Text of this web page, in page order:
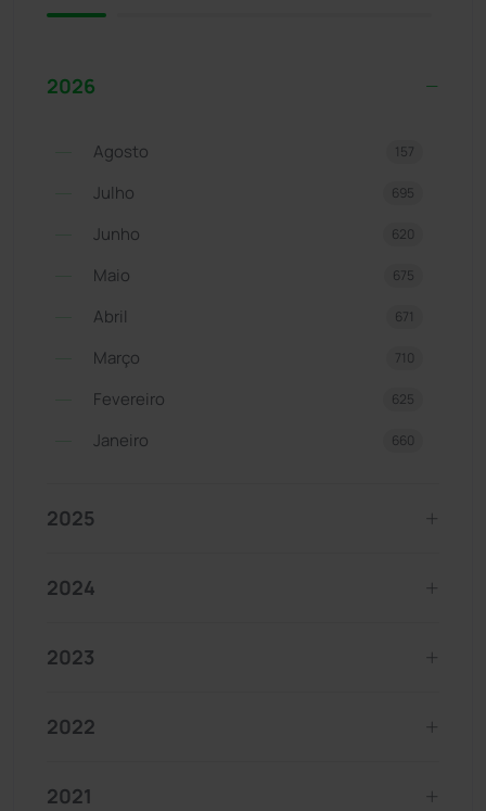
2026
Agosto 157
Julho 695
Junho 620
Maio 675
Abril 671
Março 710
Fevereiro 625
Janeiro 660
2025
2024
2023
2022
2021